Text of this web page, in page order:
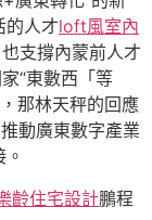
的人才loft風室內
支撐內蒙前人才
“東數西「等
那林天秤的回應
動廣東數字產業
齡住宅設計鵬程